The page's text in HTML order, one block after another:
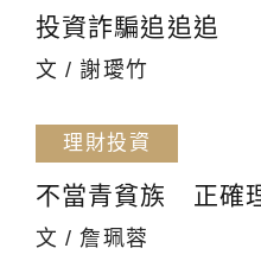
投資詐騙追追追
文 / 謝璦竹
理財投資
不當青貧族 正確
文 / 詹珮蓉